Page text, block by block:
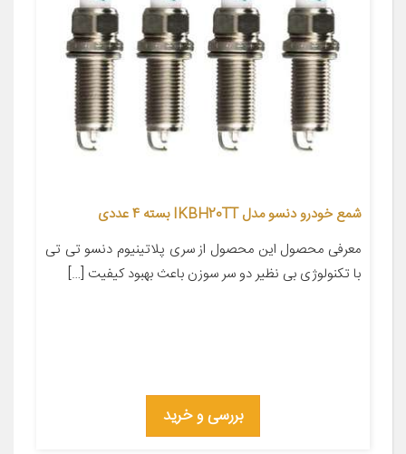
شمع خودرو دنسو مدل IKBH20TT بسته 4 عددی
معرفی محصول این محصول از سری پلاتینیوم دنسو تی تی
با تکنولوژی بی نظیر دو سر سوزن باعث بهبود کیفیت […]
بررسی و خرید